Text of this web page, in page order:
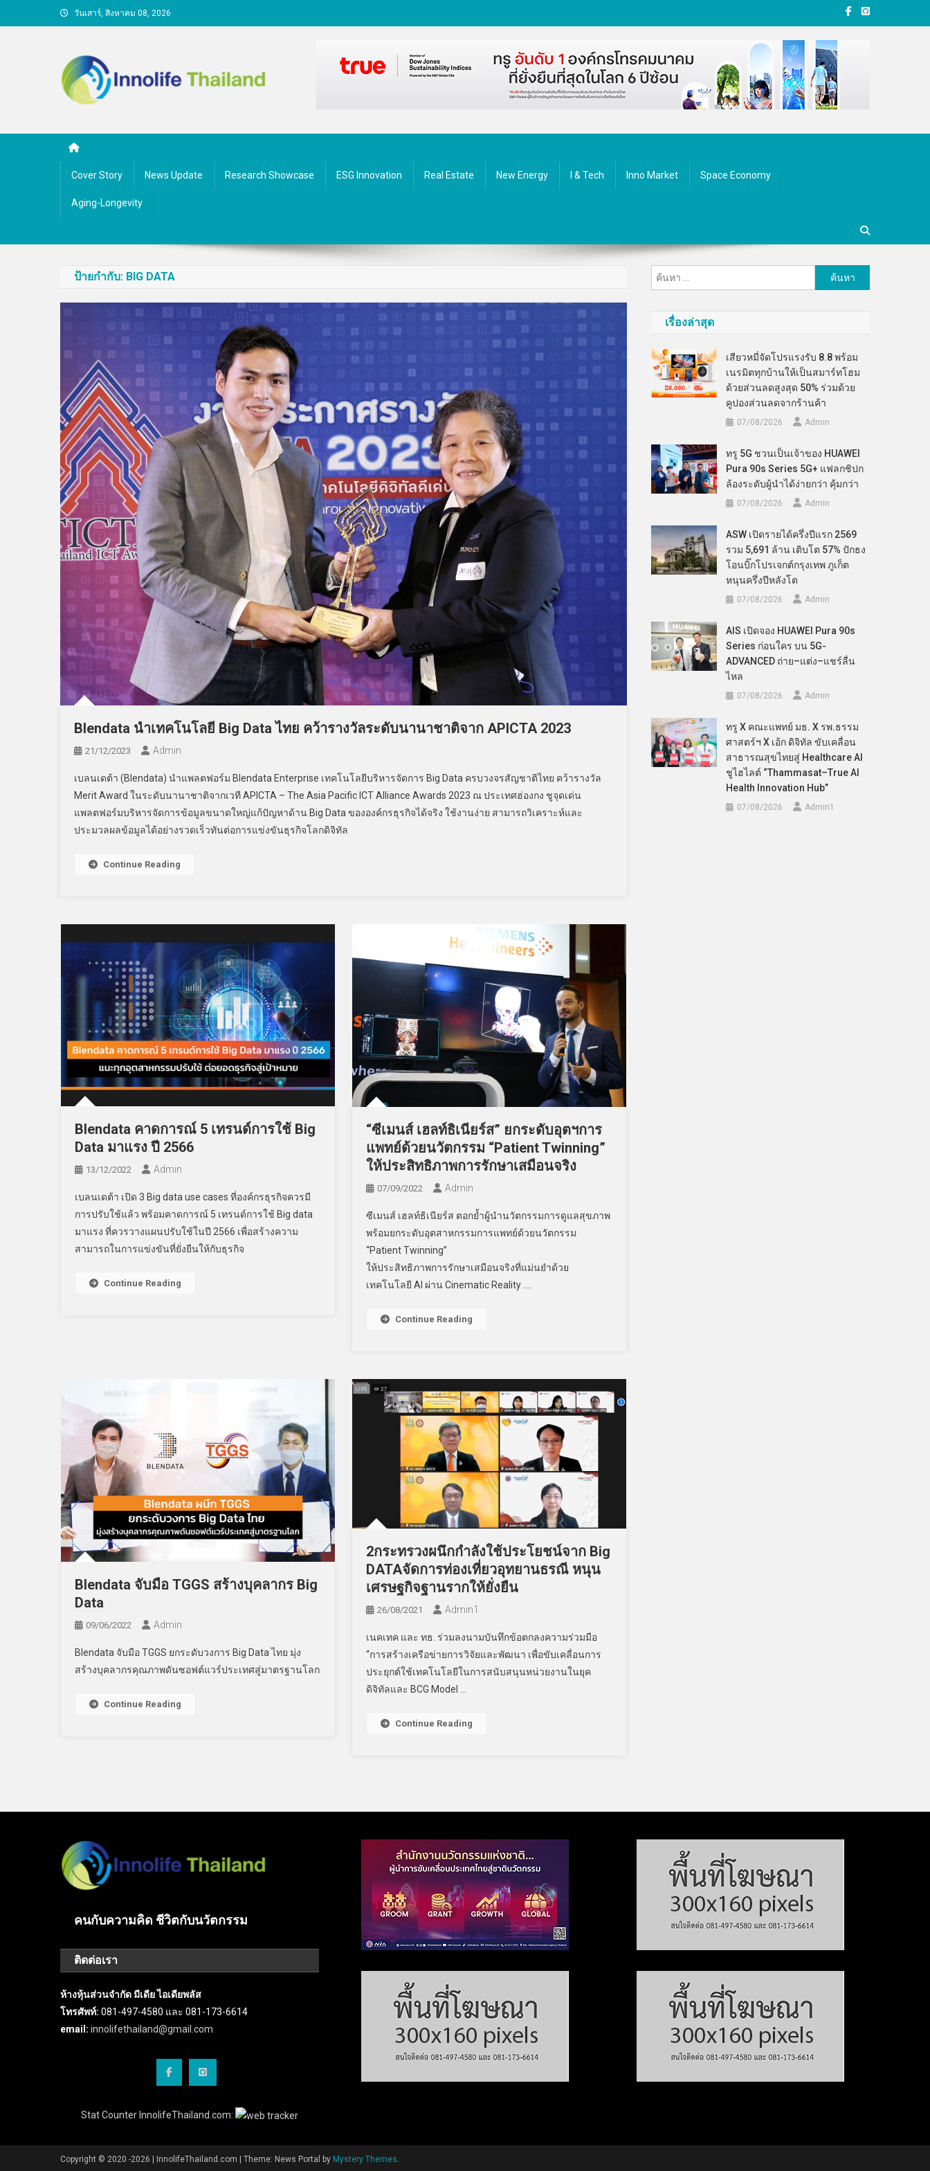
to
วันเสาร์, สิงหาคม 08, 2026
Cover Story News Update Research Showcase ESG Innovation Real Estate New Energy I & Tech Inno Market Space Economy
Aging-Longevity
ป้ายกำกับ: BIG DATA
Blendata นำเทคโนโลยี Big Data ไทย คว้ารางวัลระดับนานาชาติจาก APICTA 2023
21/12/2023 Admin
เบลนเดต้า (Blendata) นำแพลตฟอร์ม Blendata Enterprise เทคโนโลยีบริหารจัดการ Big Data ครบวงจรสัญชาติไทย คว้ารางวัล
Merit Award ในระดับนานาชาติจากเวที APICTA – The Asia Pacific ICT Alliance Awards 2023 ณ ประเทศฮ่องกง ชูจุดเด่น
แพลตฟอร์มบริหารจัดการข้อมูลขนาดใหญ่แก้ปัญหาด้าน Big Data ขององค์กรธุรกิจได้จริง ใช้งานง่าย สามารถวิเคราะห์และ
ประมวลผลข้อมูลได้อย่างรวดเร็วทันต่อการแข่งขันธุรกิจโลกดิจิทัล
Continue Reading
Blendata คาดการณ์ 5 เทรนด์การใช้ Big
Data มาแรง ปี 2566
13/12/2022 Admin
เบลนเดต้า เปิด 3 Big data use cases ที่องค์กรธุรกิจควรมี
การปรับใช้แล้ว พร้อมคาดการณ์ 5 เทรนด์การใช้ Big data
มาแรง ที่ควรวางแผนปรับใช้ในปี 2566 เพื่อสร้างความ
สามารถในการแข่งขันที่ยั่งยืนให้กับธุรกิจ
Continue Reading
“ซีเมนส์ เฮลท์ธิเนียร์ส” ยกระดับอุตฯการ
แพทย์ด้วยนวัตกรรม “Patient Twinning”
ให้ประสิทธิภาพการรักษาเสมือนจริง
07/09/2022 Admin
ซีเมนส์ เฮลท์ธิเนียร์ส ตอกย้ำผู้นำนวัตกรรมการดูแลสุขภาพ
พร้อมยกระดับอุตสาหกรรมการแพทย์ด้วยนวัตกรรม
“Patient Twinning”
ให้ประสิทธิภาพการรักษาเสมือนจริงที่แม่นยำด้วย
เทคโนโลยี AI ผ่าน Cinematic Reality ….
Continue Reading
Blendata จับมือ TGGS สร้างบุคลากร Big
Data
09/06/2022 Admin
Blendata จับมือ TGGS ยกระดับวงการ Big Data ไทย มุ่ง
สร้างบุคลากรคุณภาพดันซอฟต์แวร์ประเทศสู่มาตรฐานโลก
Continue Reading
2กระทรวงผนึกกำลังใช้ประโยชน์จาก Big
DATAจัดการท่องเที่ยวอุทยานธรณี หนุน
เศรษฐกิจฐานรากให้ยั่งยืน
26/08/2021 Admin​1
เนคเทค และ ทธ. ร่วมลงนามบันทึกข้อตกลงความร่วมมือ
“การสร้างเครือข่ายการวิจัยและพัฒนา เพื่อขับเคลื่อนการ
ประยุกต์ใช้เทคโนโลยีในการสนับสนุนหน่วยงานในยุค
ดิจิทัลและ BCG Model …
Continue Reading
ค้นหา
สำหรับ:
เรื่องล่าสุด
เสียวหมี่จัดโปรแรงรับ 8.8 พร้อม
เนรมิตทุกบ้านให้เป็นสมาร์ทโฮม
ด้วยส่วนลดสูงสุด 50% ร่วมด้วย
คูปองส่วนลดจากร้านค้า
07/08/2026 Admin
ทรู 5G ชวนเป็นเจ้าของ HUAWEI
Pura 90s Series 5G+ แฟลกชิปก
ล้องระดับผู้นำได้ง่ายกว่า คุ้มกว่า
07/08/2026 Admin
ASW เปิดรายได้ครึ่งปีแรก 2569
รวม 5,691 ล้าน เติบโต 57% ปักธง
โอนบิ๊กโปรเจกต์กรุงเทพ ภูเก็ต
หนุนครึ่งปีหลังโต
07/08/2026 Admin
AIS เปิดจอง HUAWEI Pura 90s
Series ก่อนใคร บน 5G-
ADVANCED ถ่าย–แต่ง–แชร์ลื่น
ไหล
07/08/2026 Admin
ทรู X คณะแพทย์ มธ. X รพ.ธรรม
ศาสตร์ฯ X เอ้ก ดิจิทัล ขับเคลื่อน
สาธารณสุขไทยสู่ Healthcare AI
ชูไฮไลต์ “Thammasat–True AI
Health Innovation Hub”
07/08/2026 Admin​1
คนกับความคิด ชีวิตกับนวัตกรรม
ติดต่อเรา
ห้างหุ้นส่วนจำกัด มีเดีย ไอเดียพลัส
โทรศัพท์: 081-497-4580 และ 081-173-6614
email: innolifethailand@gmail.com
Stat Counter InnolifeThailand.com:
Copyright © 2020 -2026 | InnolifeThailand.com | Theme: News Portal by Mystery Themes.